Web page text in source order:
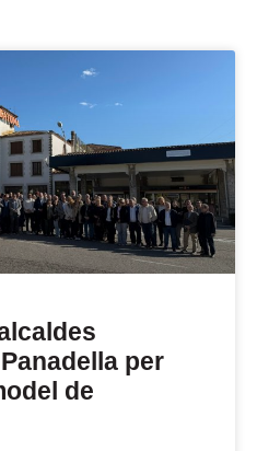
per
de